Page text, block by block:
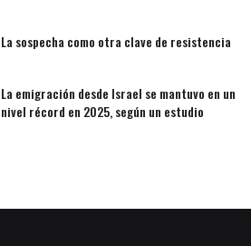
La sospecha como otra clave de resistencia
La emigración desde Israel se mantuvo en un
nivel récord en 2025, según un estudio